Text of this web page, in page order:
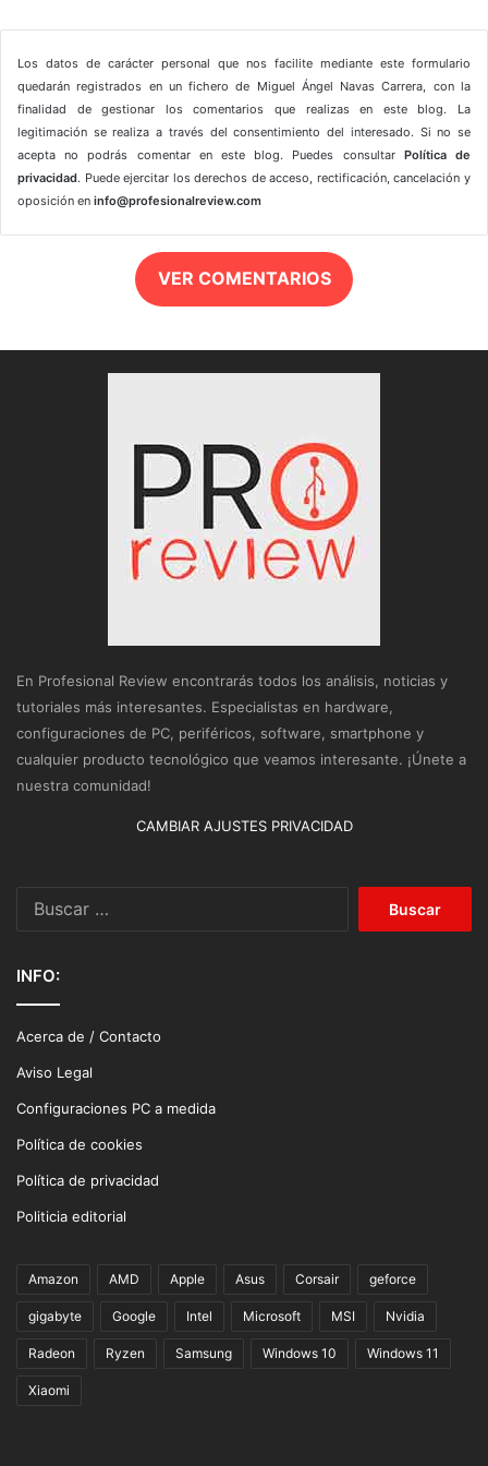
Los datos de carácter personal que nos facilite mediante este formulario
quedarán registrados en un fichero de Miguel Ángel Navas Carrera, con la
finalidad de gestionar los comentarios que realizas en este blog. La
legitimación se realiza a través del consentimiento del interesado. Si no se
acepta no podrás comentar en este blog. Puedes consultar Política de
privacidad. Puede ejercitar los derechos de acceso, rectificación, cancelación y
oposición en info@profesionalreview.com
VER COMENTARIOS
En Profesional Review encontrarás todos los análisis, noticias y
tutoriales más interesantes. Especialistas en hardware,
configuraciones de PC, periféricos, software, smartphone y
cualquier producto tecnológico que veamos interesante. ¡Únete a
nuestra comunidad!
CAMBIAR AJUSTES PRIVACIDAD
INFO:
Acerca de / Contacto
Aviso Legal
Configuraciones PC a medida
Política de cookies
Política de privacidad
Politicia editorial
Amazon AMD Apple Asus Corsair geforce
gigabyte Google Intel Microsoft MSI Nvidia
Radeon Ryzen Samsung Windows 10 Windows 11
Xiaomi